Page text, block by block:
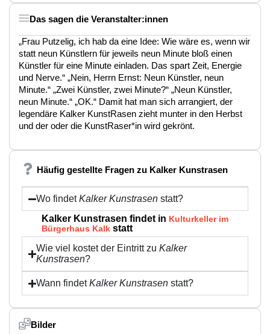
Das sagen die Veranstalter:innen
„Frau Putzelig, ich hab da eine Idee: Wie wäre es, wenn wir
statt neun Künstlern für jeweils neun Minute bloß einen
Künstler für eine Minute einladen. Das spart Zeit, Energie
und Nerve.“ „Nein, Herrn Ernst: Neun Künstler, neun
Minute.“ „Zwei Künstler, zwei Minute?“ „Neun Künstler,
neun Minute.“ „OK.“ Damit hat man sich arrangiert, der
legendäre Kalker KunstRasen zieht munter in den Herbst
und der oder die KunstRaser*in wird gekrönt.
Häufig gestellte Fragen zu Kalker Kunstrasen
Wo findetKalker Kunstrasen statt?
Kalker Kunstrasen findet in Kulturkeller im
Bürgerhaus Kalk statt
Wie viel kostet der Eintritt zuKalker
Kunstrasen?
Wann findetKalker Kunstrasen statt?
Bilder